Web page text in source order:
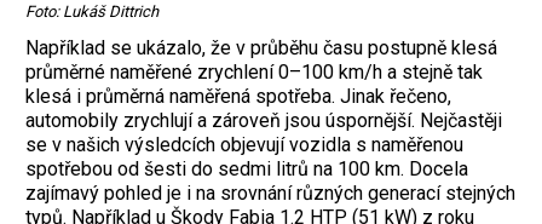
Foto: Lukáš Dittrich
Například se ukázalo, že v průběhu času postupně klesá
průměrné naměřené zrychlení 0–100 km/h a stejně tak
klesá i průměrná naměřená spotřeba. Jinak řečeno,
automobily zrychlují a zároveň jsou úspornější. Nejčastěji
se v našich výsledcích objevují vozidla s naměřenou
spotřebou od šesti do sedmi litrů na 100 km. Docela
zajímavý pohled je i na srovnání různých generací stejných
typů. Například u Škody Fabia 1.2 HTP (51 kW) z roku